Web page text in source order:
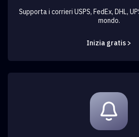
Supporta i corrieri USPS, FedEx, DHL,
mondo.
Inizia gratis >